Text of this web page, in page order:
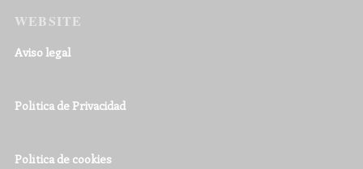
WEBSITE
Aviso legal
Política de Privacidad
Política de cookies